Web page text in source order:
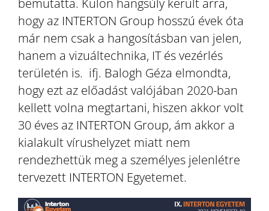
hogy az INTERTON Group hosszú évek óta
már nem csak a hangosításban van jelen,
hanem a vizuáltechnika, IT és vezérlés
területén is. ifj. Balogh Géza elmondta,
hogy ezt az előadást valójában 2020-ban
kellett volna megtartani, hiszen akkor volt
30 éves az INTERTON Group, ám akkor a
kialakult vírushelyzet miatt nem
rendezhettük meg a személyes jelenlétre
tervezett INTERTON Egyetemet.